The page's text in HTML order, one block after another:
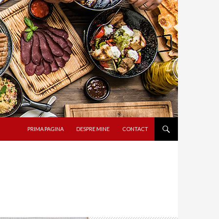
PRIMA PAGINA
DESPRE MINE CONTACT